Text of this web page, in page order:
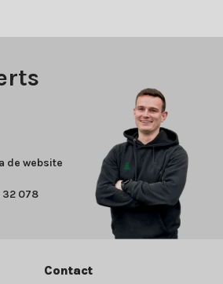
de website
32 078
Contact